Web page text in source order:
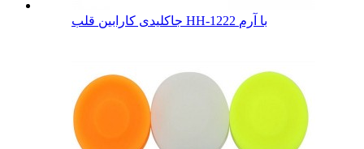
جاکلیدی کارابین قلب HH-1222 با آرم